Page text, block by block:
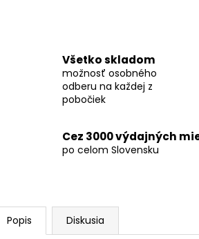
Všetko skladom
možnosť osobného
odberu na každej z
pobočiek
Cez 3000 výdajných
po celom Slovensku
Popis Diskusia